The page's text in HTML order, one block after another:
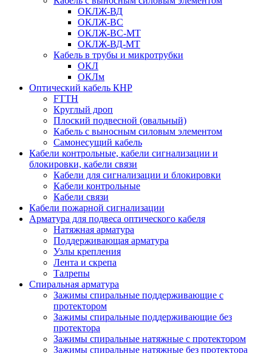
ОКЛЖ-ВД
ОКЛЖ-ВС
ОКЛЖ-ВС-МТ
ОКЛЖ-ВД-МТ
Кабель в трубы и микротрубки
ОКЛ
ОКЛм
Оптический кабель КНР
FTTH
Круглый дроп
Плоский подвесной (овальный)
Кабель с выносным силовым элементом
Самонесущий кабель
Кабели контрольные, кабели сигнализации и
блокировки, кабели связи
Кабели для сигнализации и блокировки
Кабели контрольные
Кабели связи
Кабели пожарной сигнализации
Арматура для подвеса оптического кабеля
Натяжная арматура
Поддерживающая арматура
Узлы крепления
Лента и скрепа
Талрепы
Спиральная арматура
Зажимы спиральные поддерживающие с
протектором
Зажимы спиральные поддерживающие без
протектора
Зажимы спиральные натяжные с протектором
Зажимы спиральные натяжные без протектора